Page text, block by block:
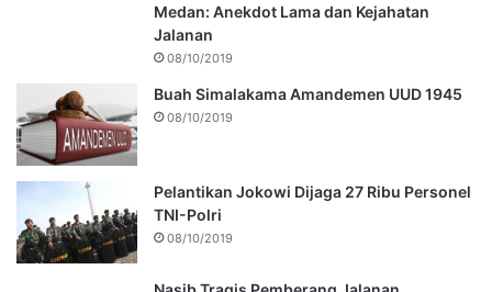
Medan: Anekdot Lama dan Kejahatan
Jalanan
08/10/2019
Buah Simalakama Amandemen UUD 1945
08/10/2019
Pelantikan Jokowi Dijaga 27 Ribu Personel
TNI-Polri
08/10/2019